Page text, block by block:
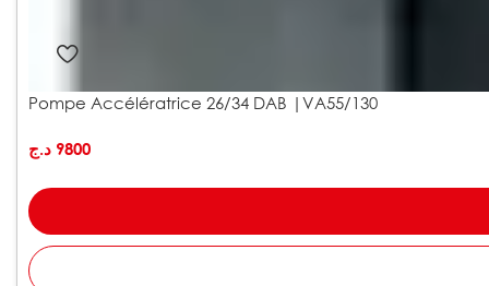
Pompe Accélératrice 26/34 DAB |VA55/130
9800 د.ج